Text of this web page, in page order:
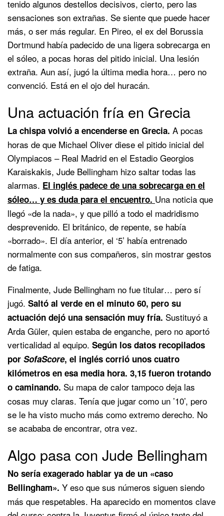
tenido algunos destellos decisivos, cierto, pero las
sensaciones son extrañas. Se siente que puede hacer
más, o ser más regular. En Pireo, el ex del Borussia
Dortmund había padecido de una ligera sobrecarga en
el sóleo, a pocas horas del pitido inicial. Una lesión
extraña. Aun así, jugó la última media hora… pero no
convenció. Está en el ojo del huracán.
Una actuación fría en Grecia
La chispa volvió a encenderse en Grecia. A pocas
horas de que Michael Oliver diese el pitido inicial del
Olympiacos – Real Madrid en el Estadio Georgios
Karaiskakis, Jude Bellingham hizo saltar todas las
alarmas. El inglés padece de una sobrecarga en el
sóleo… y es duda para el encuentro. Una noticia que
llegó «de la nada», y que pilló a todo el madridismo
desprevenido. El británico, de repente, se había
«borrado». El día anterior, el ‘5’ había entrenado
normalmente con sus compañeros, sin mostrar gestos
de fatiga.
Finalmente, Jude Bellingham no fue titular… pero sí
jugó. Saltó al verde en el minuto 60, pero su
actuación dejó una sensación muy fría. Sustituyó a
Arda Güler, quien estaba de enganche, pero no aportó
verticalidad al equipo. Según los datos recopilados
por SofaScore, el inglés corrió unos cuatro
kilómetros en esa media hora. 3,15 fueron trotando
o caminando. Su mapa de calor tampoco deja las
cosas muy claras. Tenía que jugar como un ’10’, pero
se le ha visto mucho más como extremo derecho. No
se acababa de encontrar, otra vez.
Algo pasa con Jude Bellingham
No sería exagerado hablar ya de un «caso
Bellingham». Y eso que sus números siguen siendo
más que respetables. Ha aparecido en momentos clave